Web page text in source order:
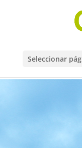
Seleccionar